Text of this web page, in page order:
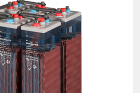
ZENE
MÉDIAAJÁNLAT
IMPRESSZUM
PR-ARCHÍVUM
ADATKEZELÉSI TÁJÉKOZTATÓ